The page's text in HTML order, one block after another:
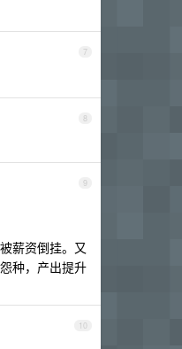
7
8
9
薪资倒挂。又
种，产出提升
10